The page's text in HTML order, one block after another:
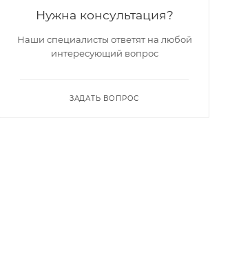
Нужна консультация?
Наши специалисты ответят на любой
интересующий вопрос
ЗАДАТЬ ВОПРОС